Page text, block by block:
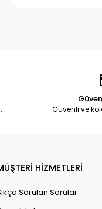
Güvenli ve
HİZMETLERİ
Sorulan Sorular